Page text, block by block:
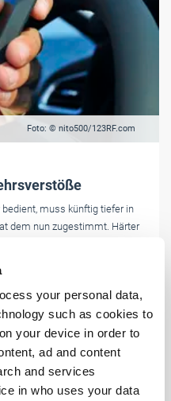
your personal data,
such as cookies to
your device in order to
ad and content
and services
in who uses your data
Foto: © nito500/123RF.com
muss künftig tiefer in
dem nun zugestimmt. Härter